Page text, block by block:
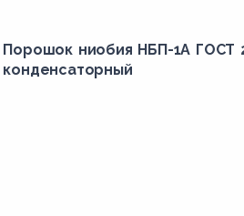
Порошок ниобия НБП-1А ГОСТ
конденсаторный